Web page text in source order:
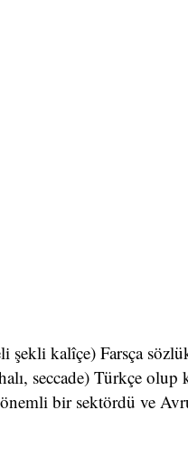
şekli kalîçe) Farsça
seccade) Türkçe olup
bir sektördü ve